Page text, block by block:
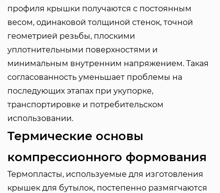
профиля крышки получаются с постоянным
весом, одинаковой толщиной стенок, точной
геометрией резьбы, плоскими
уплотнительными поверхностями и
минимальным внутренним напряжением. Такая
согласованность уменьшает проблемы на
последующих этапах при укупорке,
транспортировке и потребительском
использовании.
Термические основы
компрессионного формования
Термопласты, используемые для изготовления
крышек для бутылок, постепенно размягчаются